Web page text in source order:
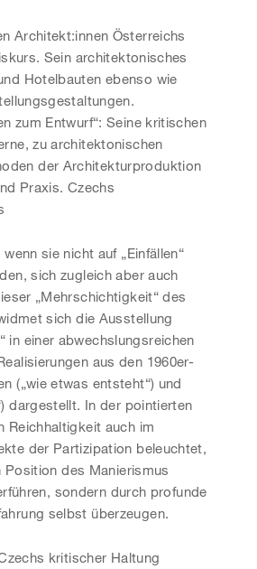
Architekt:innen Österreichs
Sein architektonisches
Hotelbauten ebenso wie
zum Entwurf“: Seine kritischen
zu architektonischen
der Architekturproduktion
Praxis. Czechs
sie nicht auf „Einfällen“
sich zugleich aber auch
„Mehrschichtigkeit“ des
sich die Ausstellung
in einer abwechslungsreichen
aus den 1960er-
(„wie etwas entsteht“) und
dargestellt. In der pointierten
Reichhaltigkeit auch im
der Partizipation beleuchtet,
des Manierismus
sondern durch profunde
selbst überzeugen.
kritischer Haltung